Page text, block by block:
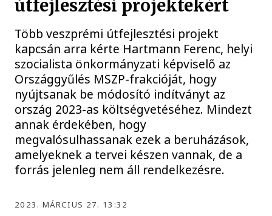
útfejlesztési projektekért
Több veszprémi útfejlesztési projekt
kapcsán arra kérte Hartmann Ferenc, helyi
szocialista önkormányzati képviselő az
Országgyűlés MSZP-frakcióját, hogy
nyújtsanak be módosító indítványt az
ország 2023-as költségvetéséhez. Mindezt
annak érdekében, hogy
megvalósulhassanak ezek a beruházások,
amelyeknek a tervei készen vannak, de a
forrás jelenleg nem áll rendelkezésre.
2023. MÁRCIUS 27. 13:32